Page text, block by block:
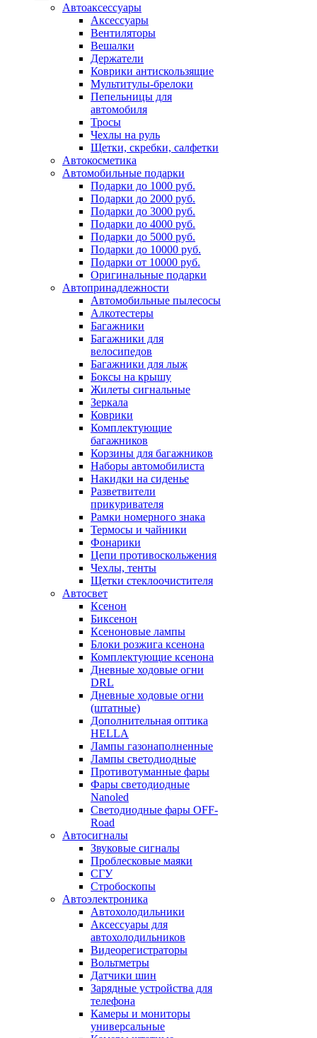
Автоаксессуары
Аксессуары
Вентиляторы
Вешалки
Держатели
Коврики антискользящие
Мультитулы-брелоки
Пепельницы для
автомобиля
Тросы
Чехлы на руль
Щетки, скребки, салфетки
Автокосметика
Автомобильные подарки
Подарки до 1000 руб.
Подарки до 2000 руб.
Подарки до 3000 руб.
Подарки до 4000 руб.
Подарки до 5000 руб.
Подарки до 10000 руб.
Подарки от 10000 руб.
Оригинальные подарки
Автопринадлежности
Автомобильные пылесосы
Алкотестеры
Багажники
Багажники для
велосипедов
Багажники для лыж
Боксы на крышу
Жилеты сигнальные
Зеркала
Коврики
Комплектующие
багажников
Корзины для багажников
Наборы автомобилиста
Накидки на сиденье
Разветвители
прикуривателя
Рамки номерного знака
Термосы и чайники
Фонарики
Цепи противоскольжения
Чехлы, тенты
Щетки стеклоочистителя
Автосвет
Ксенон
Биксенон
Ксеноновые лампы
Блоки розжига ксенона
Комплектующие ксенона
Дневные ходовые огни
DRL
Дневные ходовые огни
(штатные)
Дополнительная оптика
HELLA
Лампы газонаполненные
Лампы светодиодные
Противотуманные фары
Фары светодиодные
Nanoled
Светодиодные фары OFF-
Road
Автосигналы
Звуковые сигналы
Проблесковые маяки
СГУ
Стробоскопы
Автоэлектроника
Автохолодильники
Аксессуары для
автохолодильников
Видеорегистраторы
Вольтметры
Датчики шин
Зарядные устройства для
телефона
Камеры и мониторы
универсальные